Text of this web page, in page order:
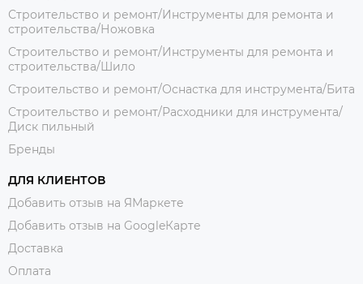
Строительство и ремонт/Инструменты для ремонта и
строительства/Ножовка
Строительство и ремонт/Инструменты для ремонта и
строительства/Шило
Строительство и ремонт/Оснастка для инструмента/Бита
Строительство и ремонт/Расходники для инструмента/
Диск пильный
Бренды
ДЛЯ КЛИЕНТОВ
Добавить отзыв на ЯМаркете
Добавить отзыв на GoogleКарте
Доставка
Оплата